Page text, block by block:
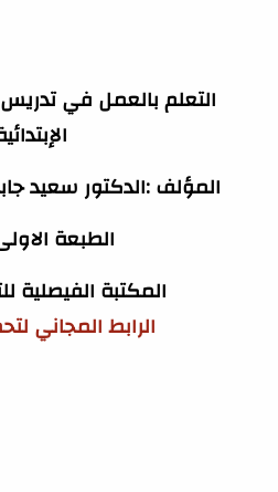
التعلم بالعمل في تدريس
المؤلف :الدكتور سعيد
الطبعة الاولى
المكتبة الفيصلية
الرابط المجاني